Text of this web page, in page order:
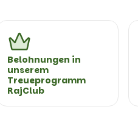
Belohnungen in
unserem
Treueprogramm
RajClub